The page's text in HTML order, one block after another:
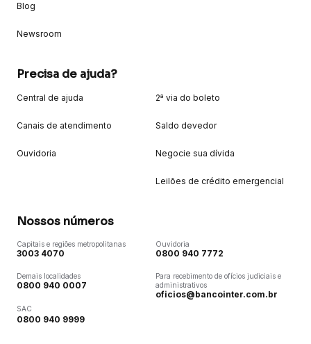
Blog
Newsroom
Precisa de ajuda?
Central de ajuda
Canais de atendimento
Ouvidoria
2ª via do boleto
Saldo devedor
Negocie sua dívida
Leilões de crédito emergencial
Nossos números
Capitais e regiões metropolitanas
3003 4070
Demais localidades
0800 940 0007
SAC
0800 940 9999
Ouvidoria
0800 940 7772
Para recebimento de ofícios judiciais e
administrativos
oficios@bancointer.com.br